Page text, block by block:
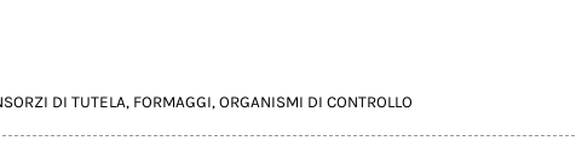
DI TUTELA, FORMAGGI, ORGANISMI DI CONTROLLO